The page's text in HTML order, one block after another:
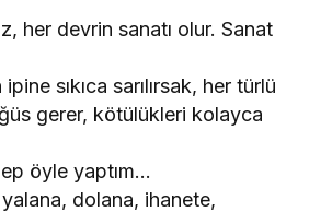
her devrin sanatı olur. Sanat
sıkıca sarılırsak, her türlü
gerer, kötülükleri kolayca
öyle yaptım…
dolana, ihanete,